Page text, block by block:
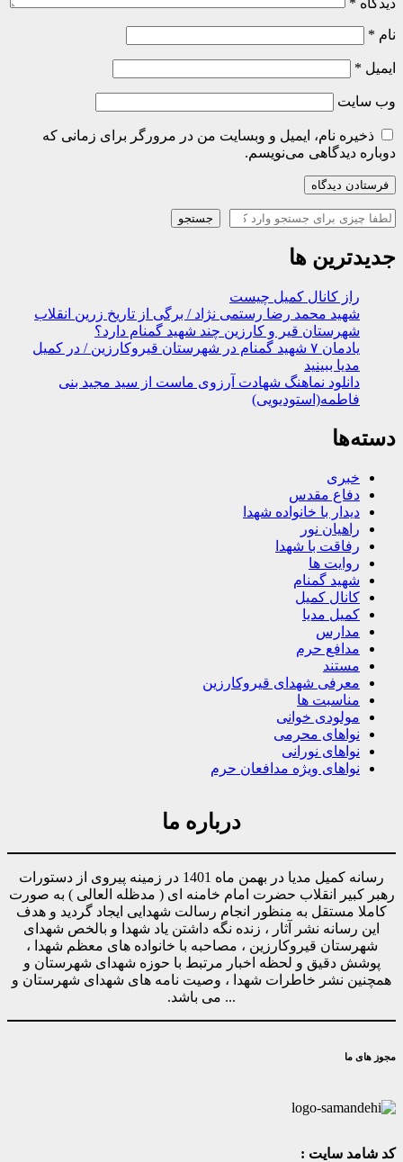
نام *
ایمیل *
وب‌ سایت
ذخیره نام، ایمیل و وبسایت من در مرورگر برای زمانی که
دوباره دیدگاهی می‌نویسم.
جستجو جستجو
جدیدترین ها
راز کانال کمیل چیست
شهید محمد رضا رستمی نژاد / برگی از تاریخ زرین انقلاب
شهرستان قیر و کارزین چند شهید گمنام دارد؟
یادمان ۷ شهید گمنام در شهرستان قیروکارزین / در کمیل
مدیا ببینید
دانلود نماهنگ شهادت آرزوی ماست از سید مجید بنی
فاطمه(استودیویی)
دسته‌ها
خبری
دفاع مقدس
دیدار با خانواده شهدا
راهیان نور
رفاقت با شهدا
روایت ها
شهید گمنام
کانال کمیل
کمیل مدیا
مدارس
مدافع حرم
مستند
معرفی شهدای قیروکارزین
مناسبت ها
مولودی خوانی
نواهای محرمی
نواهای نورانی
نواهای ویژه مدافعان حرم
درباره ما
رسانه کمیل مدیا در بهمن ماه 1401 در زمینه پیروی از دستورات
رهبر کبیر انقلاب حضرت امام خامنه ای ( مدظله العالی ) به صورت
کاملا مستقل به منظور انجام رسالت شهدایی ایجاد گردید و هدف
این رسانه نشر آثار ، زنده نگه داشتن یاد شهدا و بالخص شهدای
شهرستان قیروکارزین ، مصاحبه با خانواده های معظم شهدا ،
پوشش دقیق و لحظه اخبار مرتبط با حوزه شهدای شهرستان و
همچنین نشر خاطرات شهدا ، وصیت نامه های شهدای شهرستان و
... می باشد.
مجوز های ما
کد شامد سایت :